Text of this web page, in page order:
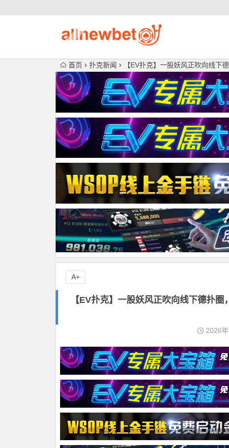
首页 扑克新闻 【EV扑克】一股妖风正吹向线下
【EV扑克】一股妖风正吹向线下德扑
2026年
A+